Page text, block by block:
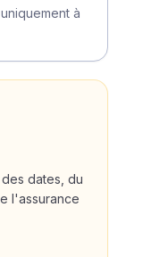
à
dates, du
l'assurance